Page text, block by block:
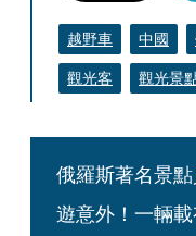
越野車 中國
觀光客
觀光景
俄羅斯著名景
遊意外！一輛